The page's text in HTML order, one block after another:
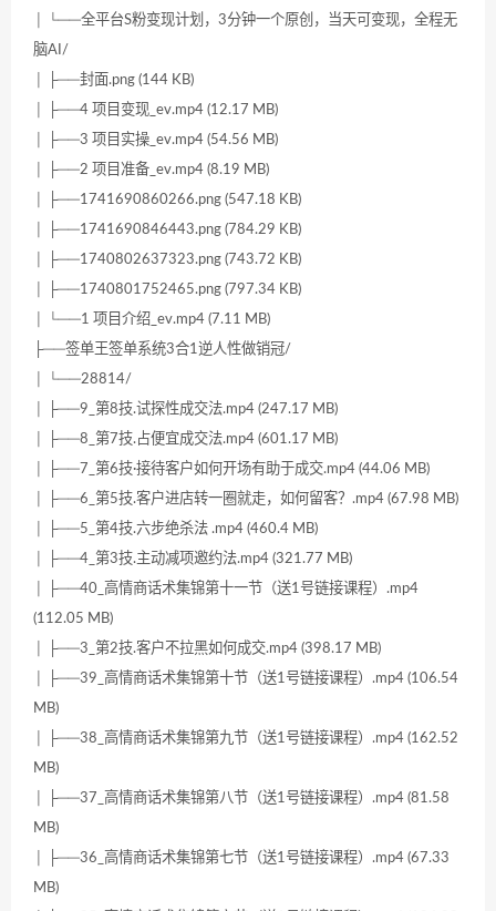
│ └──全平台S粉变现计划，3分钟一个原创，当天可变现，全程无
脑AI/
│ ├──封面.png (144 KB)
│ ├──4 项目变现_ev.mp4 (12.17 MB)
│ ├──3 项目实操_ev.mp4 (54.56 MB)
│ ├──2 项目准备_ev.mp4 (8.19 MB)
│ ├──1741690860266.png (547.18 KB)
│ ├──1741690846443.png (784.29 KB)
│ ├──1740802637323.png (743.72 KB)
│ ├──1740801752465.png (797.34 KB)
│ └──1 项目介绍_ev.mp4 (7.11 MB)
├──签单王签单系统3合1逆人性做销冠/
│ └──28814/
│ ├──9_第8技.试探性成交法.mp4 (247.17 MB)
│ ├──8_第7技.占便宜成交法.mp4 (601.17 MB)
│ ├──7_第6技·接待客户如何开场有助于成交.mp4 (44.06 MB)
│ ├──6_第5技.客户进店转一圈就走，如何留客？.mp4 (67.98 MB)
│ ├──5_第4技.六步绝杀法 .mp4 (460.4 MB)
│ ├──4_第3技.主动减项邀约法.mp4 (321.77 MB)
│ ├──40_高情商话术集锦第十一节（送1号链接课程）.mp4
(112.05 MB)
│ ├──3_第2技.客户不拉黑如何成交.mp4 (398.17 MB)
│ ├──39_高情商话术集锦第十节（送1号链接课程）.mp4 (106.54
MB)
│ ├──38_高情商话术集锦第九节（送1号链接课程）.mp4 (162.52
MB)
│ ├──37_高情商话术集锦第八节（送1号链接课程）.mp4 (81.58
MB)
│ ├──36_高情商话术集锦第七节（送1号链接课程）.mp4 (67.33
MB)